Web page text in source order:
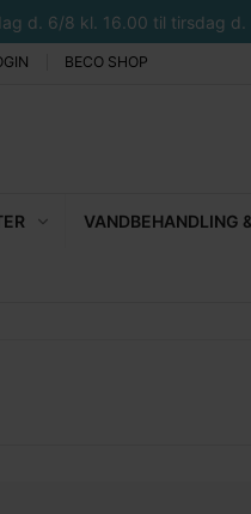
d. 6/8 kl. 16.00 til tirsdag d.
BECO SHOP
VANDBEHANDLING